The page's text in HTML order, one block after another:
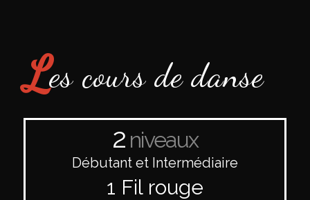
Les cours de danse
2 niveaux
Débutant et Intermédiaire
1 Fil rouge